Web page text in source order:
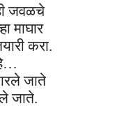
जवळचे
माघार
करा.
जाते
जाते.